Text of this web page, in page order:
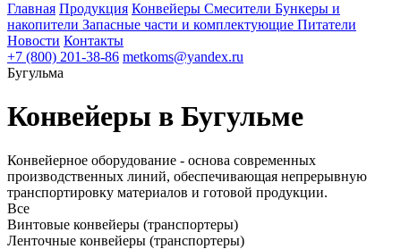
Главная Продукция Конвейеры Смесители Бункеры и
накопители Запасные части и комплектующие Питатели
Новости Контакты
+7 (800) 201-38-86 metkoms@yandex.ru
Бугульма
Конвейеры в Бугульме
Конвейерное оборудование - основа современных
производственных линий, обеспечивающая непрерывную
транспортировку материалов и готовой продукции.
Все
Винтовые конвейеры (транспортеры)
Ленточные конвейеры (транспортеры)